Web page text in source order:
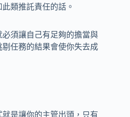
類推託責任的話。
須讓自己有足夠的擔當與
任務的結果會使你失去成
是讓你的主管出頭，只有